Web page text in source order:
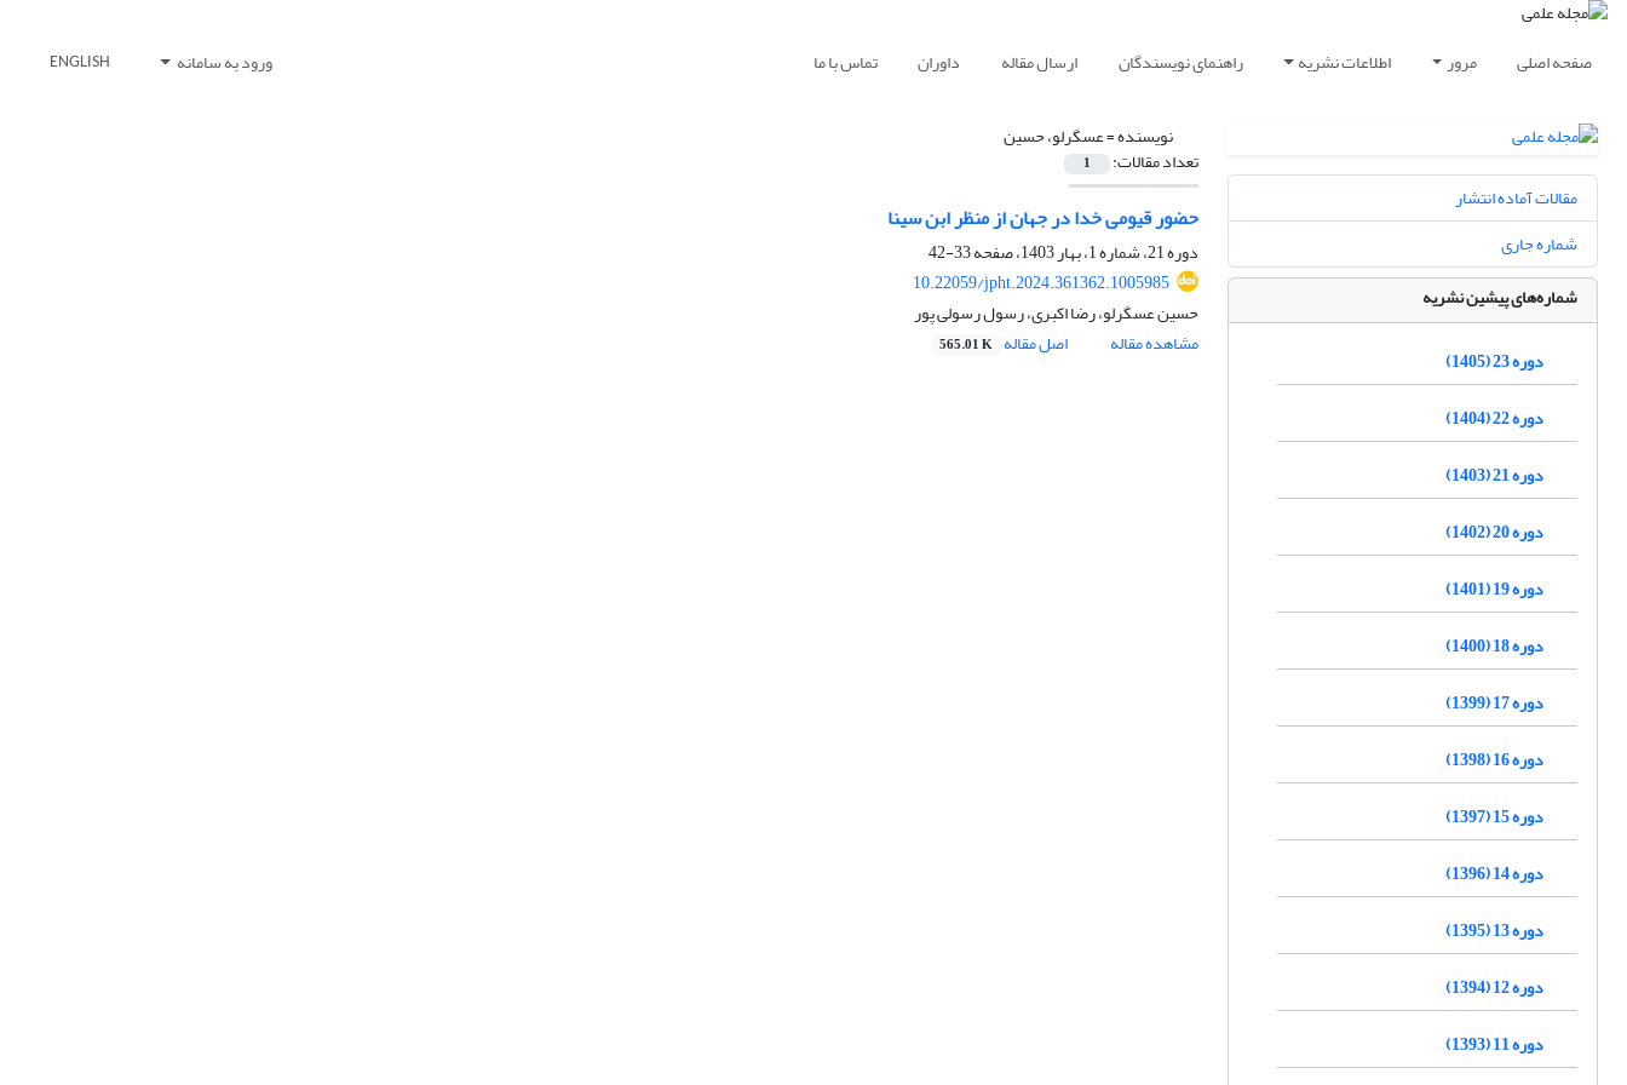
صفحه اصلی مرور اطلاعات نشریه راهنمای نویسندگان ارسال مقاله داوران تماس با ما ورود به سامانه ENGLISH
نویسنده =عسگرلو، حسین
تعداد مقالات: 1
حضور قیومی خدا در جهان از منظر ابن سینا
دوره 21، شماره 1، بهار 1403، صفحه
33-42
10.22059/jpht.2024.361362.1005985
حسین عسگرلو، رضا اکبری، رسول رسولی پور
مشاهده مقاله
اصل مقاله 565.01 K
مقالات آماده انتشار
شماره جاری
شماره‌های پیشین نشریه
دوره 23 (1405)
دوره 22 (1404)
دوره 21 (1403)
دوره 20 (1402)
دوره 19 (1401)
دوره 18 (1400)
دوره 17 (1399)
دوره 16 (1398)
دوره 15 (1397)
دوره 14 (1396)
دوره 13 (1395)
دوره 12 (1394)
دوره 11 (1393)